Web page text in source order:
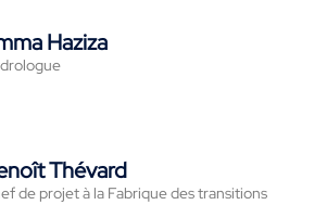
Haziza
Thévard
de projet à la Fabrique des transitions